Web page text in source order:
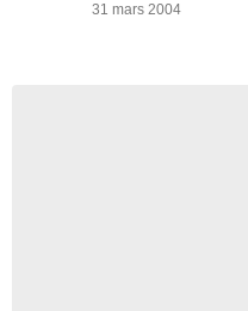
31 mars 2004